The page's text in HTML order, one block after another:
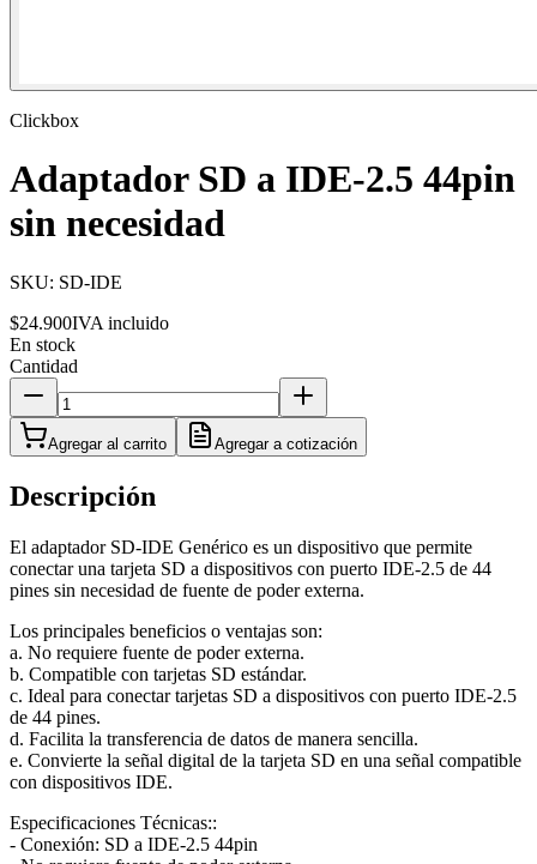
Clickbox
Adaptador SD a IDE-2.5 44pin
sin necesidad
SKU: SD-IDE
$24.900IVA incluido
En stock
Cantidad
Agregar al carrito Agregar a cotización
Descripción
El adaptador SD-IDE Genérico es un dispositivo que permite
conectar una tarjeta SD a dispositivos con puerto IDE-2.5 de 44
pines sin necesidad de fuente de poder externa.
Los principales beneficios o ventajas son:
a. No requiere fuente de poder externa.
b. Compatible con tarjetas SD estándar.
c. Ideal para conectar tarjetas SD a dispositivos con puerto IDE-2.5
de 44 pines.
d. Facilita la transferencia de datos de manera sencilla.
e. Convierte la señal digital de la tarjeta SD en una señal compatible
con dispositivos IDE.
Especificaciones Técnicas::
- Conexión: SD a IDE-2.5 44pin